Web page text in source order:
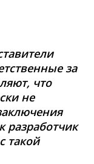
за
что
не
разработчик
такой